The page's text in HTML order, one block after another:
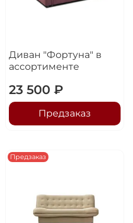
Диван "Фортуна" в
ассортименте
23 500 ₽
Предзаказ
Предзаказ